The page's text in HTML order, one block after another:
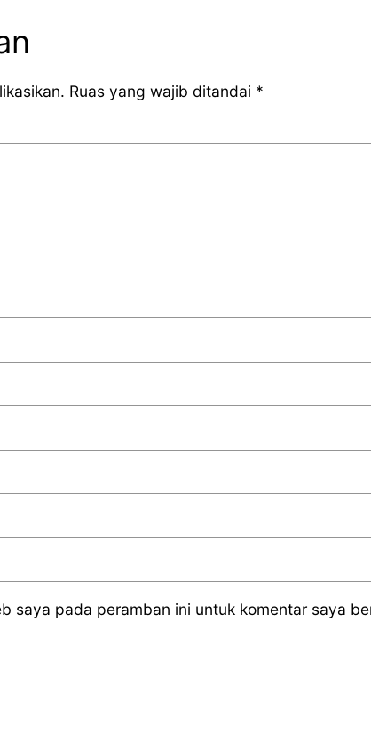
Ruas yang wajib ditandai *
saya pada peramban ini untuk komentar saya